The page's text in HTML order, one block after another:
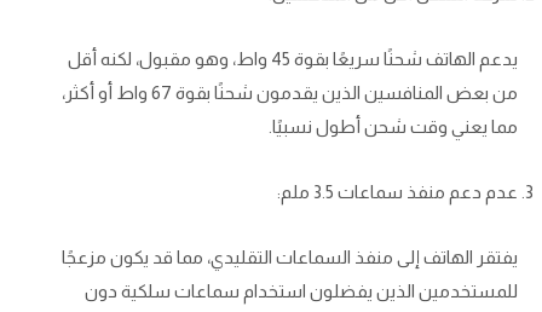
يدعم الهاتف شحنًا سريعًا بقوة 45 واط، وهو مقبول، لكنه أقل
من بعض المنافسين الذين يقدمون شحنًا بقوة 67 واط أو أكثر،
مما يعني وقت شحن أطول نسبيًا.
عدم دعم منفذ سماعات 3.5 ملم:
يفتقر الهاتف إلى منفذ السماعات التقليدي، مما قد يكون مزعجًا
للمستخدمين الذين يفضلون استخدام سماعات سلكية دون